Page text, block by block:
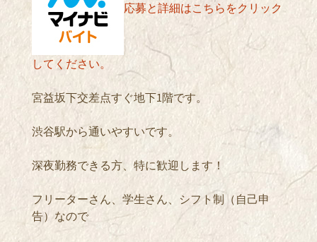
応募と詳細はこちらをクリック
してください。
宮益坂下交差点すぐ地下1階です。
渋谷駅から通いやすいです。
深夜勤務できる方、特に歓迎します！
フリーターさん、学生さん、シフト制（自己申
告）なので